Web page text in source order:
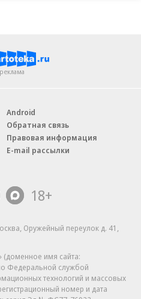
Android
Обратная связь
Правовая информация
E-mail рассылки
18+
Оружейный переулок д. 41,
(доменное имя сайта:
Федеральной службой
технологий и массовых
номер и дата